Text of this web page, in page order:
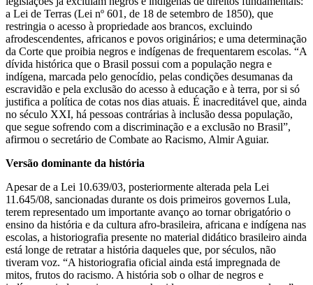
a Lei de Terras (Lei nº 601, de 18 de setembro de 1850), que
restringia o acesso à propriedade aos brancos, excluindo
afrodescendentes, africanos e povos originários; e uma determinação
da Corte que proibia negros e indígenas de frequentarem escolas. “A
dívida histórica que o Brasil possui com a população negra e
indígena, marcada pelo genocídio, pelas condições desumanas da
escravidão e pela exclusão do acesso à educação e à terra, por si só
justifica a política de cotas nos dias atuais. É inacreditável que, ainda
no século XXI, há pessoas contrárias à inclusão dessa população,
que segue sofrendo com a discriminação e a exclusão no Brasil”,
afirmou o secretário de Combate ao Racismo, Almir Aguiar.
Versão dominante da história
Apesar de a Lei 10.639/03, posteriormente alterada pela Lei
11.645/08, sancionadas durante os dois primeiros governos Lula,
terem representado um importante avanço ao tornar obrigatório o
ensino da história e da cultura afro-brasileira, africana e indígena nas
escolas, a historiografia presente no material didático brasileiro ainda
está longe de retratar a história daqueles que, por séculos, não
tiveram voz. “A historiografia oficial ainda está impregnada de
mitos, frutos do racismo. A história sob o olhar de negros e